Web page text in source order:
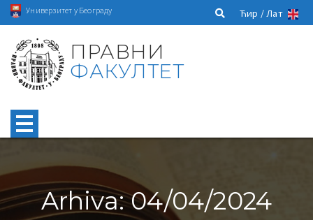
Универзитет у Београду Ћир /Лат
ПРАВНИ
ФАКУЛТЕТ
Arhiva: 04/04/2024